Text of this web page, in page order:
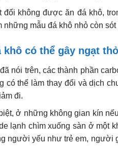
đối không được ăn đá khô,
những mẫu đá khô nhỏ còn
khô có thể gây ngạt
nói trên, các thành phần
có thể làm thay đổi và dịch
đi.
ở những không gian kín
lạnh chìm xuống sàn ở một
người yếu như trẻ em, người